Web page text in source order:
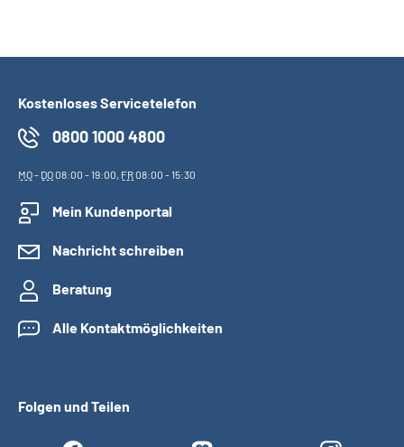
Kostenloses Servicetelefon
0800 1000 4800
MO- DO08:00 - 19:00, FR08:00 - 15:30
Mein Kundenportal
Nachricht schreiben
Beratung
Alle Kontaktmöglichkeiten
Folgen und Teilen